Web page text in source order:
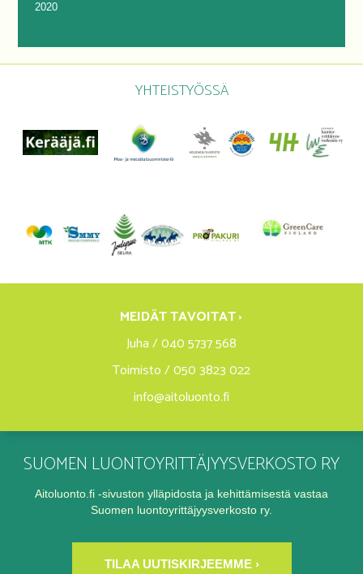
2020
YHTEISTYÖSSÄ
MEIDÄT TAVOITAT ›
Juha / 040 5737 568
Toimisto / 050 3823 022
info@aitoluonto.fi
SUOMEN LUONTOYRITTÄJYYSVERKOSTO RY
Aitoluonto.fi -sivuston ylläpidosta ja kehittämisestä vastaa
Suomen luontoyrittäjyysverkosto ry.
TILAA UUTISKIRJEEMME ›